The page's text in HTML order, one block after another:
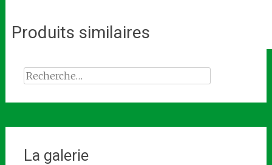
Produits similaires
Rechercher :
La galerie